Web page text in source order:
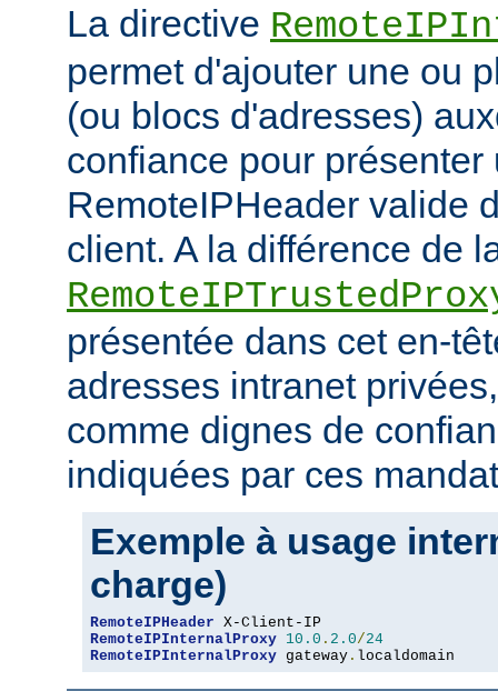
La directive
permet d'ajouter une ou
(ou blocs d'adresses)
confiance pour présenter
RemoteIPHeader valide
client. A la différence de
présentée dans cet en-
adresses intranet
comme dignes de
indiquées par ces
Exemple à usage
charge)
RemoteIPHeader
RemoteIPInternalProxy 10.0 . 2.0/24
RemoteIPInternalProxy gateway . localdomain